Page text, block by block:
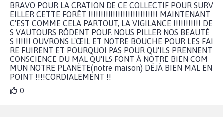
BRAVO POUR LA CRATION DE CE COLLECTIF POUR SURV
EILLER CETTE FORÊT !!!!!!!!!!!!!!!!!!!!!!!!!!!! MAINTENANT
C'EST COMME CELA PARTOUT, LA VIGILANCE !!!!!!!!!!! DE
S VAUTOURS RÔDENT POUR NOUS PILLER NOS BEAUTÉ
S !!!!!! OUVRONS L'ŒIL ET NOTRE BOUCHE POUR LES FAI
RE FUIRENT ET POURQUOI PAS POUR QU'ILS PRENNENT
CONSCIENCE DU MAL QU'ILS FONT À NOTRE BIEN COM
MUN NOTRE PLANÈTE(notre maison) DÉJÀ BIEN MAL EN
POINT !!!!CORDIALEMENT !!
0